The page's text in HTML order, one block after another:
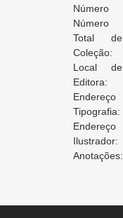
Edição:Número
da Edição:
Número
do Volume:
Total de
Volumes:
Coleção:
Local de
Edição:Editora:
Endereço
da Editora:
Tipografia:
Endereço
da Tipografia:
Ilustrador:
Anotações: